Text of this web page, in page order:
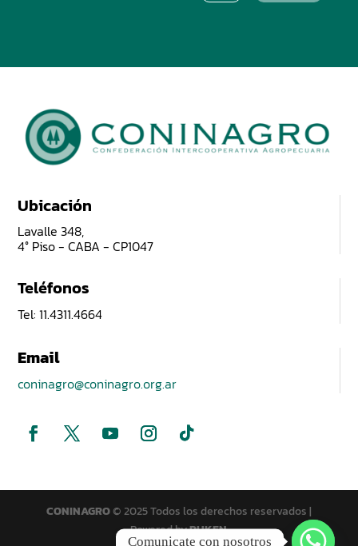
Ubicación
Lavalle 348,
4° Piso - CABA - CP1047
Teléfonos
Tel: 11.4311.4664
Email
coninagro@coninagro.org.ar
CONINAGRO© 2025 Todos los derechos reservados |
Powered byPUKEN
Comunicate con nosotros